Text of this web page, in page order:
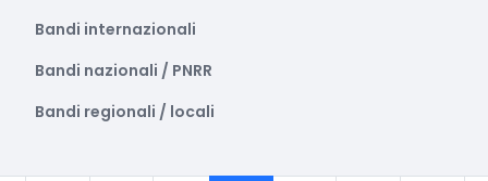
Bandi internazionali
Bandi nazionali / PNRR
Bandi regionali / locali